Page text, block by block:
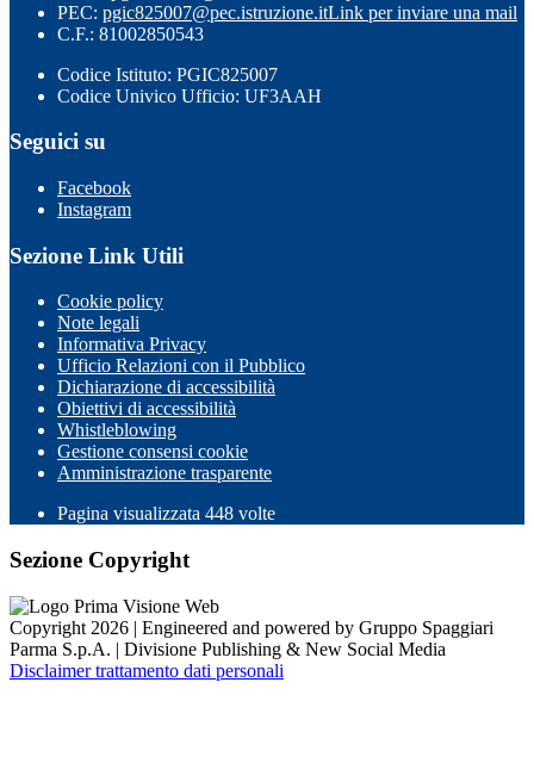
PEC: pgic825007@pec.istruzione.itLink per inviare una mail
C.F.: 81002850543
Codice Istituto: PGIC825007
Codice Univico Ufficio: UF3AAH
Seguici su
Facebook
Instagram
Sezione Link Utili
Cookie policy
Note legali
Informativa Privacy
Ufficio Relazioni con il Pubblico
Dichiarazione di accessibilità
Obiettivi di accessibilità
Whistleblowing
Gestione consensi cookie
Amministrazione trasparente
Pagina visualizzata 448 volte
Sezione Copyright
Copyright 2026 | Engineered and powered by Gruppo Spaggiari
Parma S.p.A. | Divisione Publishing & New Social Media
Disclaimer trattamento dati personali